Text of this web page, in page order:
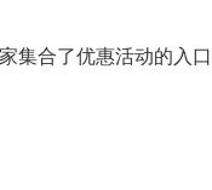
集合了优惠活动的入口